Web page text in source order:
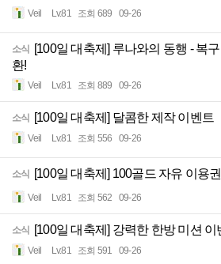
Veil Lv.81 조회 689 09-26
소식 [100일 대축제] 루나와의 동행 - 복
환!
Veil Lv.81 조회 889 09-26
소식 [100일 대축제] 달콤한 제작 이벤트
Veil Lv.81 조회 556 09-26
소식 [100일 대축제] 100골드 자유 이용
Veil Lv.81 조회 562 09-26
소식 [100일 대축제] 강력한 한방 미션 이
Veil Lv.81 조회 591 09-26